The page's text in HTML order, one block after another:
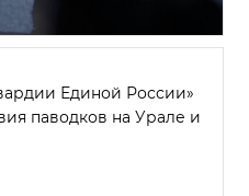
Единой России»
паводков на Урале и